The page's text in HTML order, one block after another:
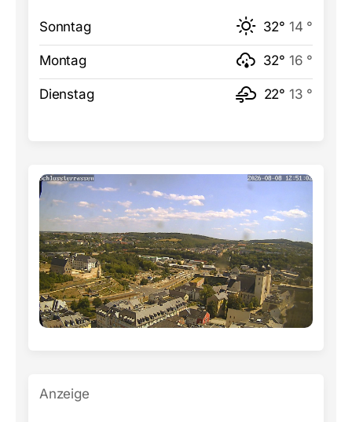
Sonntag 32° 14 °
Montag 32° 16 °
Dienstag 22° 13 °
Anzeige